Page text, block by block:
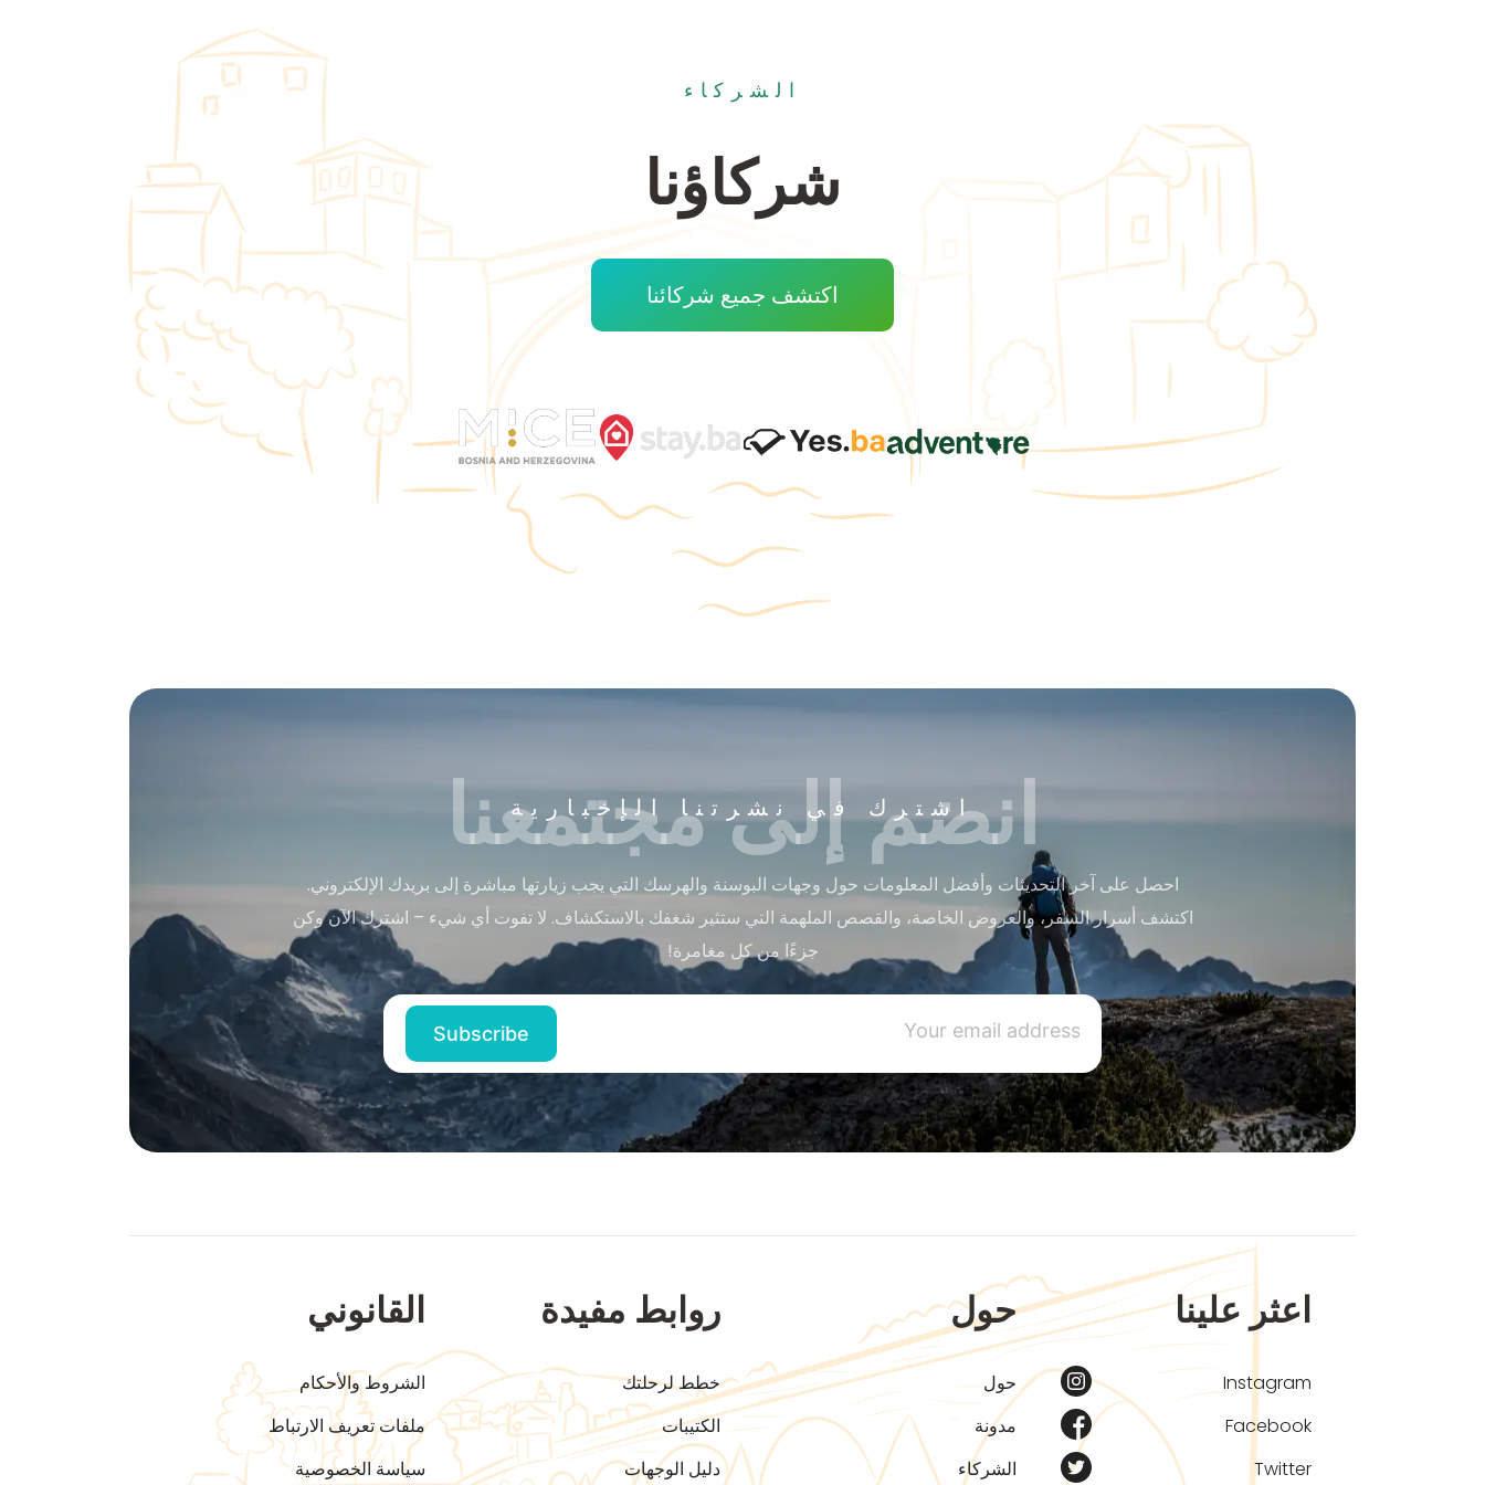
الشركاء
شركاؤنا
اكتشف جميع شركائنا
اشترك في نشرتنا الإخبارية
انضم إلى مجتمعنا
احصل على آخر التحديثات وأفضل المعلومات حول وجهات البوسنة والهرسك التي يجب زيارتها مباشرة إلى بريدك الإلكتروني.
اكتشف أسرار السفر، والعروض الخاصة، والقصص الملهمة التي ستثير شغفك بالاستكشاف. لا تفوت أي شيء – اشترك الآن وكن
جزءًا من كل مغامرة!
اعثر علينا
Instagram
Facebook
Twitter
حول
حول
مدونة
الشركاء
روابط مفيدة
خطط لرحلتك
الكتيبات
دليل الوجهات
القانوني
الشروط والأحكام
ملفات تعريف الارتباط
سياسة الخصوصية